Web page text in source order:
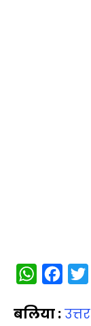
W
a
c
i
बलिया :